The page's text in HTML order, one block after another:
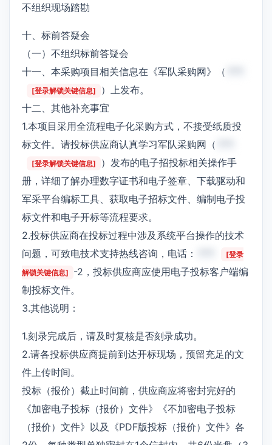
不组织现场踏勘
十、标前答疑会
（一）不组织标前答疑会
十一、本采购项目相关信息在《军队采购网》（
[登录解锁关键信息]
）上发布。
十二、其他补充事宜
1.本项目采用全流程电子化采购方式，不接受纸质投
标文件。请投标供应商认真学习军队采购网（
[登录解锁关键信息]
）发布的电子招投标相关操作手
册，详细了解办理数字证书和电子签章、下载驱动和
军采平台编标工具、获取电子招标文件、编制电子投
标文件和电子开标等流程要求。
2.投标供应商在投标过程中涉及系统平台操作的技术
问题，可致电技术支持热线咨询，电话：
[登录
解锁关键信息]
-2，投标供应商应使用电子投标客户端编
制投标文件。
3.其他说明：
1.刻录完成后，请及时复核是否刻录成功。
2.请各投标供应商提前到达开标现场，预留充足的文
件上传时间。
投标（报价）截止时间前，供应商应将密封完好的
《加密电子投标（报价）文件》《不加密电子投标
（报价）文件》以及《PDF版投标（报价）文件》各